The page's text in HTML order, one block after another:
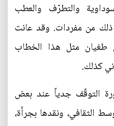
والتطرّف والعطب
ذلك من مفردات. وقد عانت
طغيان مثل هذا الخطاب
كذلك.
التوقّف جدياً عند بعض
الثقافي، ونقدها بجرأة،